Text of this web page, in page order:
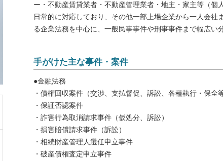
ー・不動産賃貸業者・不動産管理業者・地主・家主等（個
日常的に対応しており、その他一部上場企業から一人会社
る企業法務を中心に、一般民事事件や刑事事件まで幅広い
手がけた主な事件・案件
●金融法務
・債権回収案件（交渉、支払督促、訴訟、各種執行・保全等
・保証否認案件
・詐害行為取消請求事件（仮処分、訴訟）
・損害賠償請求事件（訴訟）
・相続財産管理人選任申立事件
・破産債権査定申立事件